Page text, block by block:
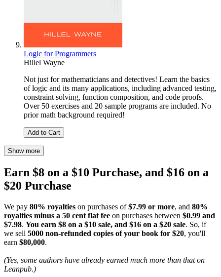
Logic for Programmers
Hillel Wayne
Not just for mathematicians and detectives! Learn the basics
of logic and its many applications, including advanced testing,
constraint solving, function composition, and code proofs.
Over 50 exercises and 20 sample programs are included. No
prior math background required!
Add to Cart
Show more
Earn $8 on a $10 Purchase, and $16 on a
$20 Purchase
We pay 80% royalties on purchases of$7.99 or more, and 80%
royalties minus a 50 cent flat fee on purchases between $0.99 and
$7.98. You earn $8 on a $10 sale, and $16 on a $20 sale. So, if
we sell 5000 non-refunded copies of your book for $20, you'll
earn $80,000.
(Yes, some authors have already earned much more than that on
Leanpub.)